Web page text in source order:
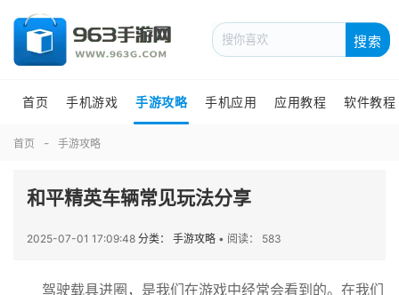
搜索
首页 手机游戏 手游攻略 手机应用 应用教程 软件教程
首页 手游攻略
和平精英车辆常见玩法分享
2025-07-01 17:09:48 分类： 手游攻略 • 阅读： 583
驾驶载具进圈，是我们在游戏中经常会看到的。在我们